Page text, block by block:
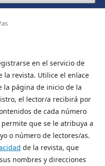
en el servicio de
la revista. Utilice el enlace
la página de inicio de la
el lector/a recibirá por
de cada número
que se le atribuya a
o número de lectores/as.
de la revista, que
nombres y direcciones